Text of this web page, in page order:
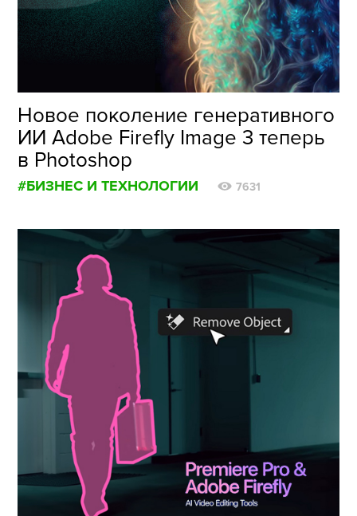
Новое поколение генеративного
ИИ Adobe Firefly Image 3 теперь
в Photoshop
#БИЗНЕС И ТЕХНОЛОГИИ 7631
ФОТОГРАФИЯ
ТИПОГРАФИКА
ИСТОРИИ БРЕНДОВ
О ПРОЕКТЕ
КОНТАКТЫ